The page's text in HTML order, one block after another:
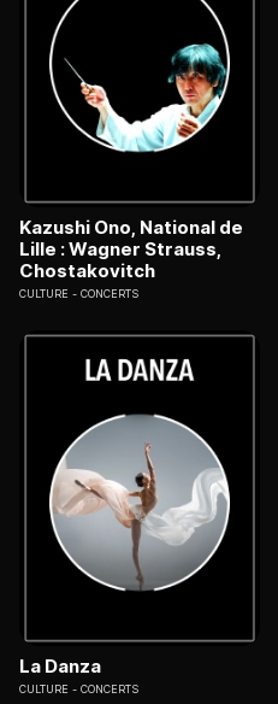
Kazushi Ono, National de
Lille : Wagner Strauss,
Chostakovitch
CULTURE CONCERTS
La Danza
CULTURE CONCERTS